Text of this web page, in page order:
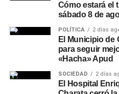
Cómo estará el
sábado 8 de
POLÍTICA 2 días
El Municipio de
para seguir
«Hacha» Apud
SOCIEDAD 2 días
El Hospital